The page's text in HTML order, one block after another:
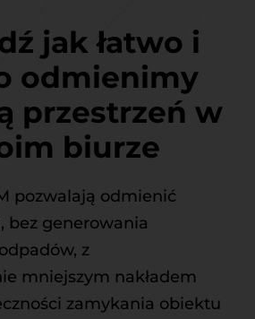
jak łatwo i
odmienimy
przestrzeń w
biurze
pozwalają odmienić
bez generowania
z
mniejszym nakładem
zamykania obiektu